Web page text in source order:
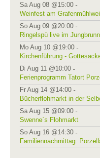
Sa Aug 08 @15:00 -
Weinfest am
So Aug 09 @20:00 -
Ringelspü live im
Mo Aug 10 @19:00 -
Kirchenführung -
Di Aug 11 @10:00 -
Ferienprogramm Tatort
Fr Aug 14 @14:00 -
Bücherflohmarkt in der
Sa Aug 15 @09:00 -
Swenne´s Flohmarkt
So Aug 16 @14:30 -
Familiennachmittag: